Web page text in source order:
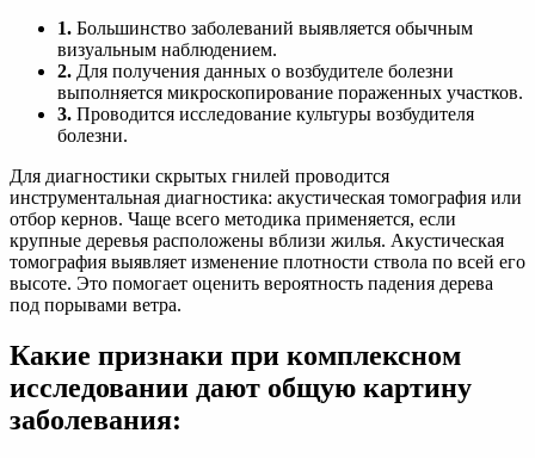
1. Большинство заболеваний выявляется обычным
визуальным наблюдением.
2. Для получения данных о возбудителе болезни
выполняется микроскопирование пораженных участков.
3. Проводится исследование культуры возбудителя
болезни.
Для диагностики скрытых гнилей проводится
инструментальная диагностика: акустическая томография или
отбор кернов. Чаще всего методика применяется, если
крупные деревья расположены вблизи жилья. Акустическая
томография выявляет изменение плотности ствола по всей его
высоте. Это помогает оценить вероятность падения дерева
под порывами ветра.
Какие признаки при комплексном
исследовании дают общую картину
заболевания: